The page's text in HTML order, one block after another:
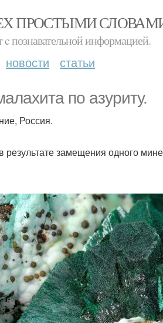
ПРОСТЫМИ
познавательной информацией.
новости статьи
по азуриту.
Россия.
результате замещения одного